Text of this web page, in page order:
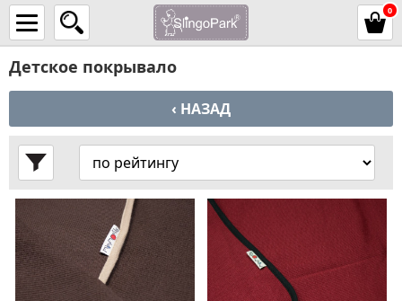
0
Детское покрывало
‹ НАЗАД